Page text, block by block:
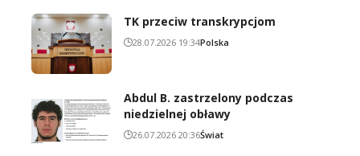
TK przeciw transkrypcjom
28.07.2026 19:34Polska
Abdul B. zastrzelony podczas
niedzielnej obławy
26.07.2026 20:36Świat